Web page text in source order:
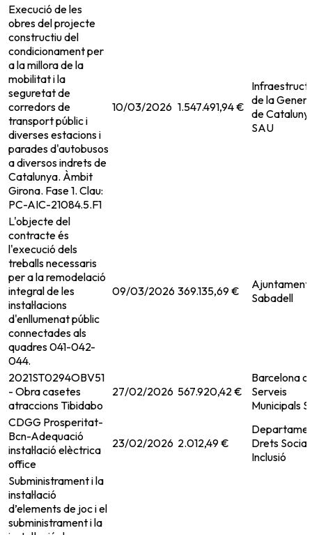
Execució de les
obres del projecte
constructiu del
condicionament per
a la millora de la
mobilitat i la
seguretat de
corredors de
transport públic i
diverses estacions i
parades d'autobusos
a diversos indrets de
Catalunya. Àmbit
Girona. Fase 1. Clau:
PC-AIC-21084.5.F1
10/03/2026 1.547.491,94 € de la
de
SAU
L'objecte del
contracte és
l'execució dels
treballs necessaris
per a la remodelació
integral de les
instal·lacions
d'enllumenat públic
connectades als
quadres 041-042-
044.
09/03/2026 369.135,69 €
Ajuntament
Sabadell
2021ST0294OBV51
- Obra casetes
atraccions Tibidabo
27/02/2026 567.920,42 €
Barcelona
Serveis
Municipals
CDGG Prosperitat-
Bcn-Adequació
instal·lació elèctrica
office
23/02/2026 2.012,49 €
Drets
Inclusió
Subministrament i la
instal·lació
d’elements de joc i el
subministrament i la